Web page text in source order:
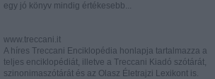
egy jó könyv mindig értékesebb...
www.treccani.it
A híres Treccani Enciklopédia honlapja tartalmazza a
teljes enciklopédiát, illetve a Treccani Kiadó szótárát,
szinonimaszótárát és az Olasz Életrajzi Lexikont is.